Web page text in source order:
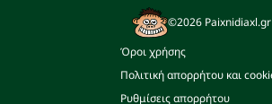
©2026 Paixnidiaxl.gr
Όροι χρήσης
Πολιτική απορρήτου και
Ρυθμίσεις απορρήτου